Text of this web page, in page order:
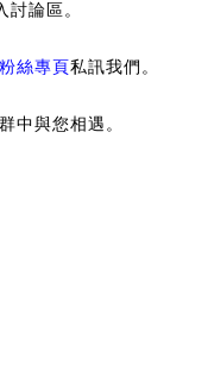
論區。
絲專頁 私訊我們。
中與您相遇。